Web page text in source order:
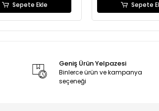
Sepete Ekle Sepete
Geniş Ürün Yelpazesi
Binlerce ürün ve kampanya
seçeneği